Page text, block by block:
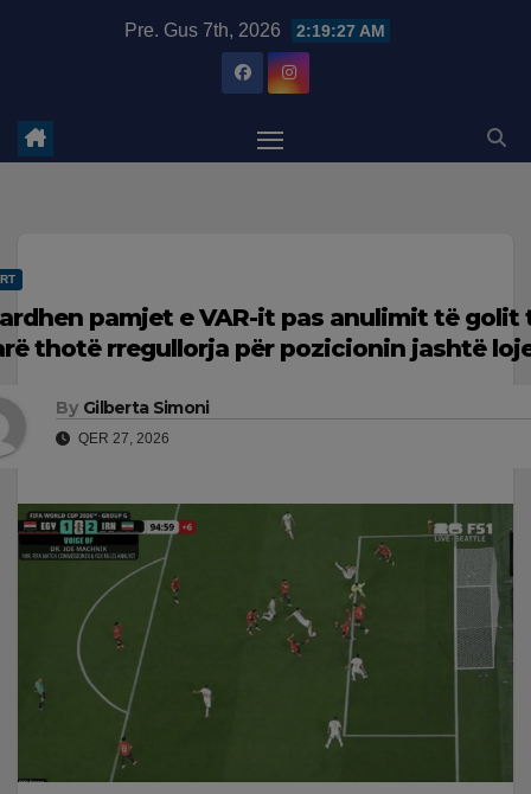
Pre. Gus 7th, 2026 2:19:28 AM
pamjet e VAR-it pas anulimit të golit
thotë rregullorja për pozicionin jashtë
By Gilberta Simoni
QER 27, 2026